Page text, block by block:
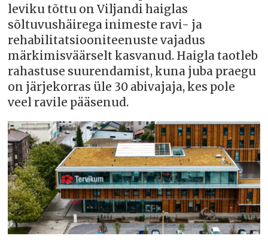
leviku tõttu on Viljandi haiglas
sõltuvushäirega inimeste ravi- ja
rehabilitatsiooniteenuste vajadus
märkimisväärselt kasvanud. Haigla taotleb
rahastuse suurendamist, kuna juba praegu
on järjekorras üle 30 abivajaja, kes pole
veel ravile pääsenud.